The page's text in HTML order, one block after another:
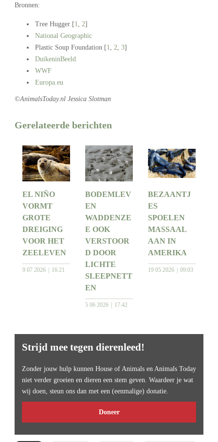
Bronnen:
Tree Hugger [1, 2]
National Geographic
Plastic Soup Foundation [1, 2, 3]
DuikeninBeeld
WWF
Europa.eu
©AnimalsToday.nl Jessica Slotman
Gerelateerde berichten
EL NIÑO
VORMT
GROTE
DREIGING
VOOR HET
ZEELEVEN
9 07 2026 16:21
BODEMLEV
EN
WADDENZE
E OOK
VERSTOOR
D DOOR
LICHTE
SLEEPNETT
EN
5 06 2026 17:42
BEZAANTJ
ES
SPOELEN
MASSAAL
AAN IN
AMERIKA
19 05 2026 09:03
Strijd mee tegen dierenleed!
Zonder jouw hulp kunnen House of Animals en Animals Today
niet verder groeien en dieren een stem geven. Waardeer je wat
wij doen, steun ons dan met een (eenmalige) donatie.
Doneer